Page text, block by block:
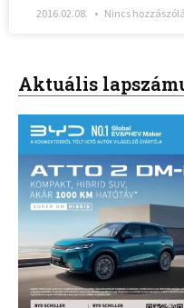
2016.02.08. Nincs
Aktuális